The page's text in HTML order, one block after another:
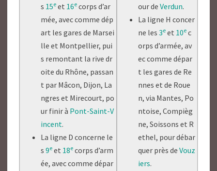
s 15e et 16e corps d’ar
mée, avec comme dép
art les gares de Marsei
lle et Montpellier, pui
s remontant la rive dr
oite du Rhône, passan
t par Mâcon, Dijon, La
ngres et Mirecourt, po
ur finir à Pont-Saint-V
incent.
La ligne D concerne le
s9e et 18e corps d’arm
ée, avec comme dépar
our deVerdun.
La ligne H concer
ne les3e et 10e c
orps d’armée, av
ec comme dépar
t les gares de Re
nnes et de Roue
n, via Mantes, Po
ntoise, Compièg
ne, Soissons et R
ethel, pour débar
quer près deVouz
iers.